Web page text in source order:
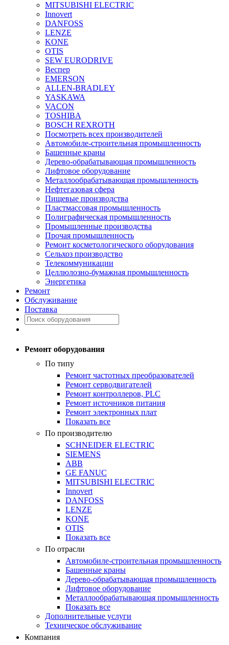
MITSUBISHI ELECTRIC
Innovert
DANFOSS
LENZE
KONE
OTIS
SEW EURODRIVE
Веспер
EMERSON
ALLEN-BRADLEY
YASKAWA
VACON
TOSHIBA
BOSCH REXROTH
Посмотреть всех производителей
Автомобиле-строительная промышленность
Башенные краны
Дерево-обрабатывающая промышленность
Лифтовое оборудование
Металлообрабатывающая промышленность
Нефтегазовая сфера
Пищевые производства
Пластмассовая промышленность
Полиграфическая промышленность
Промышленные производства
Прочая промышленность
Ремонт косметологического оборудования
Сельхоз производство
Телекоммуникации
Целлюлозно-бумажная промышленность
Энергетика
Ремонт
Обслуживание
Поставка
Ремонт оборудования
По типу
Ремонт частотных преобразователей
Ремонт серводвигателей
Ремонт контроллеров, PLC
Ремонт источников питания
Ремонт электронных плат
Показать все
По производителю
SCHNEIDER ELECTRIC
SIEMENS
ABB
GE FANUC
MITSUBISHI ELECTRIC
Innovert
DANFOSS
LENZE
KONE
OTIS
Показать все
По отрасли
Автомобиле-строительная промышленность
Башенные краны
Дерево-обрабатывающая промышленность
Лифтовое оборудование
Металлообрабатывающая промышленность
Показать все
Дополнительные услуги
Техническое обслуживание
Компания